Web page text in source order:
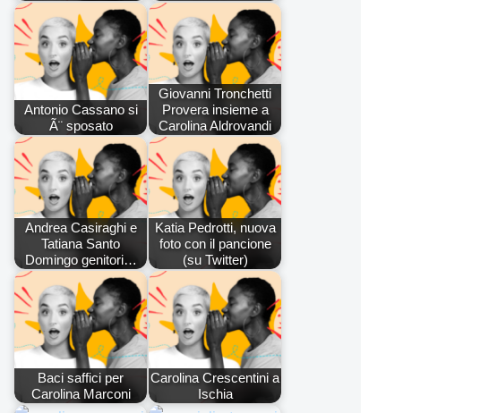
Antonio Cassano si
Ã¨ sposato
Giovanni Tronchetti
Provera insieme a
Carolina Aldrovandi
Andrea Casiraghi e
Tatiana Santo
Domingo genitori…
Katia Pedrotti, nuova
foto con il pancione
(su Twitter)
Baci saffici per
Carolina Marconi
Carolina Crescentini a
Ischia